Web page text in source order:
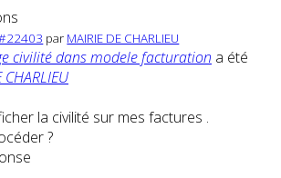
par MAIRIE DE CHARLIEU
civilité dans modele facturation a été
CHARLIEU
la civilité sur mes factures .
?